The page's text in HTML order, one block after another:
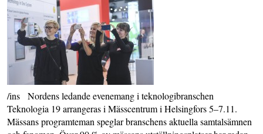
/ins Nordens ledande evenemang i teknologibranschen
Teknologia 19 arrangeras i Mässcentrum i Helsingfors 5–7.11.
Mässans programteman speglar branschens aktuella samtalsämnen